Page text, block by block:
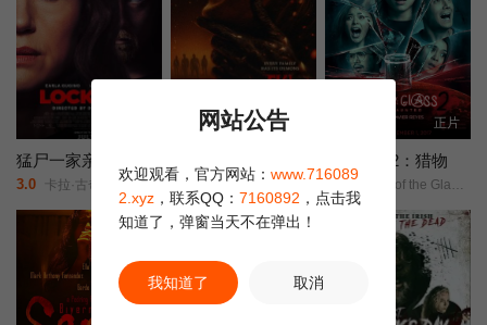
猛尸一家亲
3.0 卡拉·古奇诺///凯瑟琳·伊莎贝尔///卢·泰勒·普奇///唐纳德·沙利斯///凯文·麦克纳尔蒂// Jason William Day //杰森·麦金农///罗曼·金赛拉///杰卡·博尚// Darcey Johnson / Aedan Edwards / Lee Tichon / Kenny Wood-Schatz/
HD
10.0 尸变焚场(台)/鬼玩人6：燃烧/鬼玩人崛起衍生电影/
正片
玻璃之灵2：猎物
10.0 Spirit of the Glass 2: The Hunted/
正片 正片
网站公告
欢迎观看，官方网站： www.716089
2.xyz ，联系QQ： 7160892 ，点击我
知道了，弹窗当天不在弹出！
我知道了 取消